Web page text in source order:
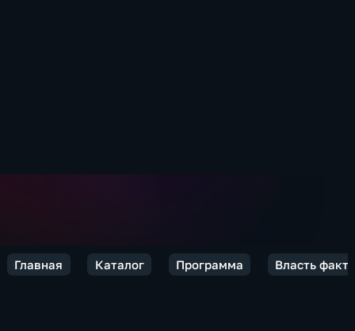
Главная Каталог Программа Власть факта